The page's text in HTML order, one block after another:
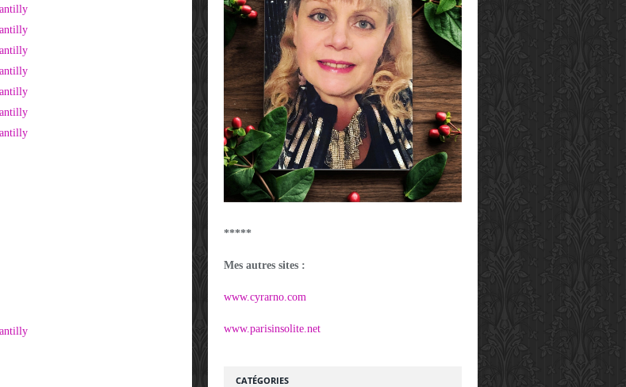
CATÉGORIES
*****
Mes autres sites :
www.cyrarno.com
www.parisinsolite.net